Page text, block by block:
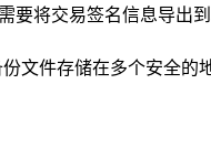
要将交易签名信息导出
文件存储在多个安全的